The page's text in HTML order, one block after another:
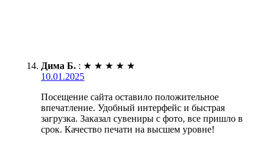
Дима Б. : ★ ★ ★ ★ ★
10.01.2025
Посещение сайта оставило положительное
впечатление. Удобный интерфейс и быстрая
загрузка. Заказал сувениры с фото, все пришло в
срок. Качество печати на высшем уровне!